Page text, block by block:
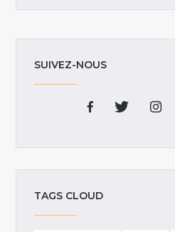
SUIVEZ-NOUS
TAGS CLOUD